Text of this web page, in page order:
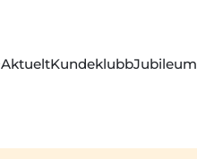
AktueltKundeklubbJubileum